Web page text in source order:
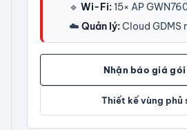
🔹 Wi-Fi:15× AP
☁️ Quản lý:Cloud GDMS
Nhận báo giá
Thiết kế vùng phủ